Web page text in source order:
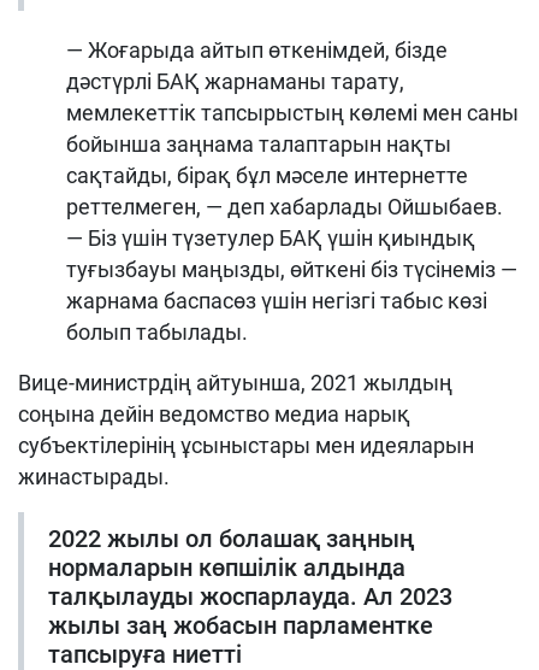
— Жоғарыда айтып өткенімдей, бізде
дәстүрлі БАҚ жарнаманы тарату,
мемлекеттік тапсырыстың көлемі мен саны
бойынша заңнама талаптарын нақты
сақтайды, бірақ бұл мәселе интернетте
реттелмеген, — деп хабарлады Ойшыбаев.
— Біз үшін түзетулер БАҚ үшін қиындық
туғызбауы маңызды, өйткені біз түсінеміз —
жарнама баспасөз үшін негізгі табыс көзі
болып табылады.
Вице-министрдің айтуынша, 2021 жылдың
соңына дейін ведомство медиа нарық
субъектілерінің ұсыныстары мен идеяларын
жинастырады.
2022 жылы ол болашақ заңның
нормаларын көпшілік алдында
талқылауды жоспарлауда. Ал 2023
жылы заң жобасын парламентке
тапсыруға ниетті